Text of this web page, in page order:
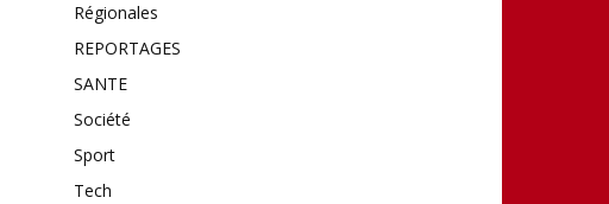
Régionales
REPORTAGES
SANTE
Société
Sport
Tech